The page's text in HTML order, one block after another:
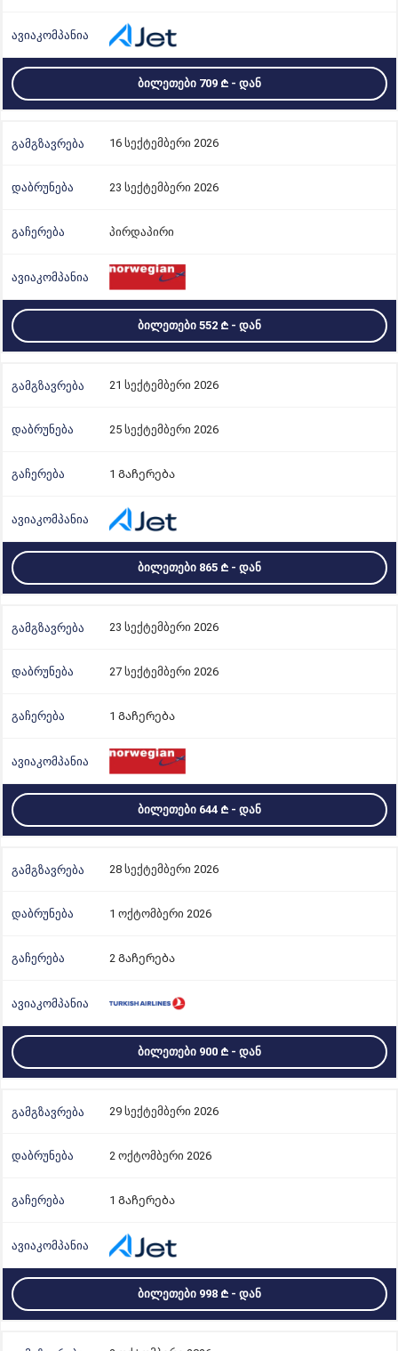
ᲑᲘᲚᲔᲗᲔᲑᲘ 709 - ᲓᲐᲜ
16 სექტემბერი 2026
23 სექტემბერი 2026
პირდაპირი
ᲑᲘᲚᲔᲗᲔᲑᲘ 552 - ᲓᲐᲜ
21 სექტემბერი 2026
25 სექტემბერი 2026
1 Გაჩერება
ᲑᲘᲚᲔᲗᲔᲑᲘ 865 - ᲓᲐᲜ
23 სექტემბერი 2026
27 სექტემბერი 2026
1 Გაჩერება
ᲑᲘᲚᲔᲗᲔᲑᲘ 644 - ᲓᲐᲜ
28 სექტემბერი 2026
1 ოქტომბერი 2026
2 Გაჩერება
ᲑᲘᲚᲔᲗᲔᲑᲘ 900 - ᲓᲐᲜ
29 სექტემბერი 2026
2 ოქტომბერი 2026
1 Გაჩერება
ᲑᲘᲚᲔᲗᲔᲑᲘ 998 - ᲓᲐᲜ